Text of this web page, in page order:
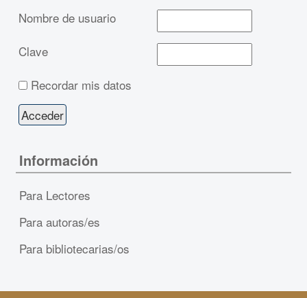
Nombre de usuario
Clave
Recordar mis datos
Información
Para Lectores
Para autoras/es
Para bibliotecarias/os